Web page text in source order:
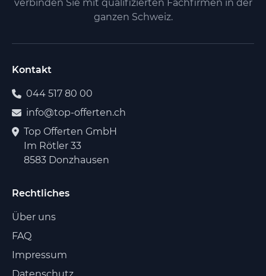
verbinden Sie mit qualifizierten Fachfirmen in der
ganzen Schweiz.
Kontakt
044 517 80 00
info@top-offerten.ch
Top Offerten GmbH
Im Rötler 33
8583 Donzhausen
Rechtliches
Über uns
FAQ
Impressum
Datenschutz